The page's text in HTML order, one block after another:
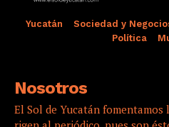
Yucatán Sociedad y
Política
Nosotros
El Sol de Yucatán